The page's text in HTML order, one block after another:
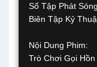
Số Tập Phát
Biên Tập Kỷ
Nội Dung Phim:
Trò Chơi Gọi